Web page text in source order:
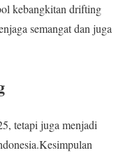
kebangkitan drifting
semangat dan juga
tetapi juga menjadi